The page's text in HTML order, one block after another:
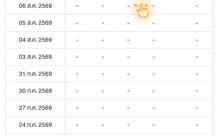
06 ส.ค. 2569 - - - -
-
05 ส.ค. 2569
- - - -
-
04 ส.ค. 2569
- - - -
-
03 ส.ค. 2569
- - - -
-
31 ก.ค. 2569
- - - -
-
30 ก.ค. 2569
- - - -
-
27 ก.ค. 2569
- - - -
-
24 ก.ค. 2569
- - - -
-